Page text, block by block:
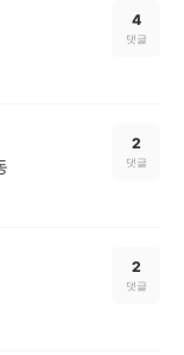
4
댓글
2
댓글
2
댓글